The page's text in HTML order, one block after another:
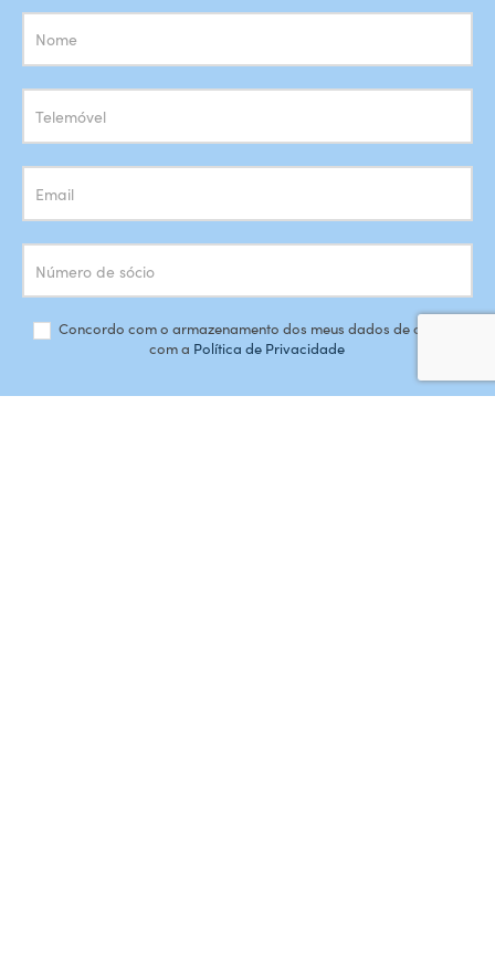
Subscrição
Newsletter
Concordo com o armazenamento dos meus dados de acordo
com a Política de Privacidade